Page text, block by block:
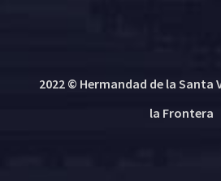
2022 © Hermandad de la Santa
la Frontera